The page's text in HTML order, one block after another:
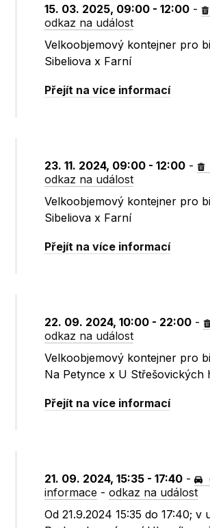
15. 03. 2025, 09:00 - 12:00 -
odkaz na událost
Velkoobjemový kontejner pro
Sibeliova x Farní
Přejít na více informací
23. 11. 2024, 09:00 - 12:00 -
odkaz na událost
Velkoobjemový kontejner pro
Sibeliova x Farní
Přejít na více informací
22. 09. 2024, 10:00 - 22:00 -
odkaz na událost
Velkoobjemový kontejner pro
Na Petynce x U Střešovických
Přejít na více informací
21. 09. 2024, 15:35 - 17:40 -
informace -odkaz na událost
Od 21.9.2024 15:35 do 17:40; v